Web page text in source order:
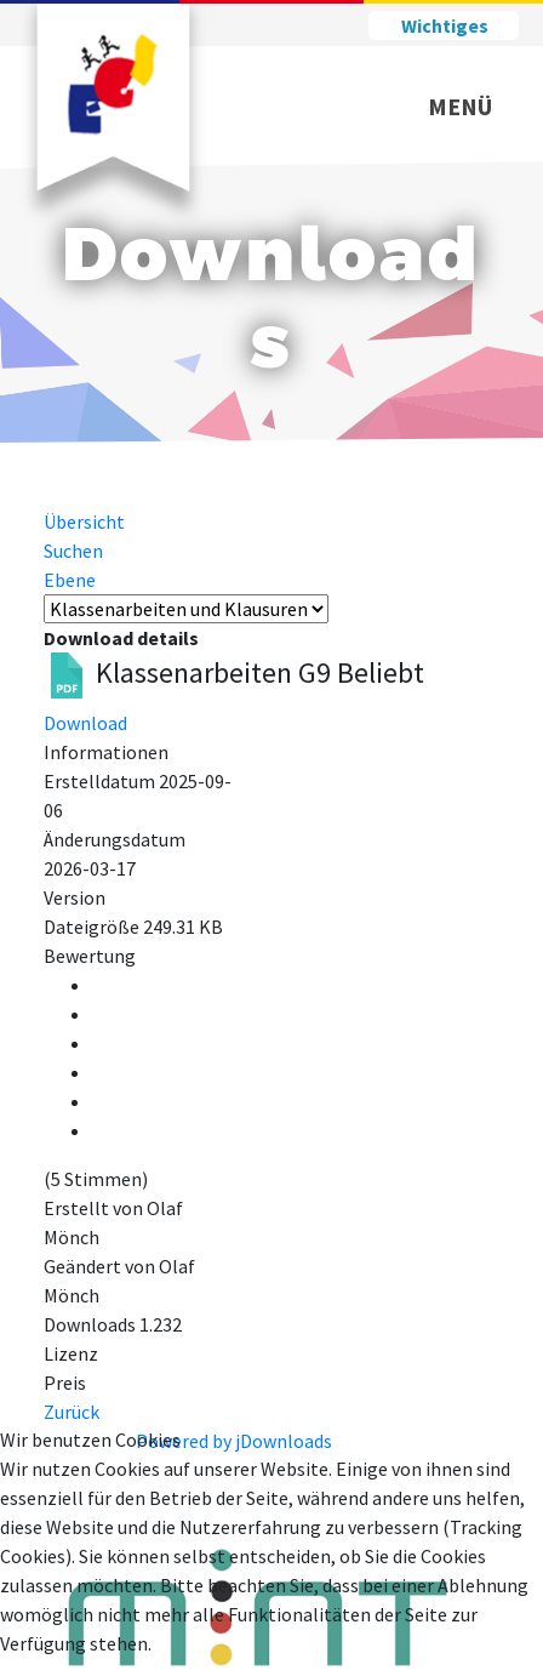
Wichtiges
MENÜ
Download
s
Übersicht
Suchen
Ebene
Download details
Klassenarbeiten G9 Beliebt
Download
Informationen
Erstelldatum 2025-09-
06
Änderungsdatum
2026-03-17
Version
Dateigröße 249.31 KB
Bewertung
(5 Stimmen)
Erstellt von Olaf
Mönch
Geändert von Olaf
Mönch
Downloads 1.232
Lizenz
Preis
Zurück
Powered by jDownloads
Wir benutzen Cookies
Wir nutzen Cookies auf unserer Website. Einige von ihnen sind
essenziell für den Betrieb der Seite, während andere uns helfen,
diese Website und die Nutzererfahrung zu verbessern (Tracking
Cookies). Sie können selbst entscheiden, ob Sie die Cookies
zulassen möchten. Bitte beachten Sie, dass bei einer Ablehnung
womöglich nicht mehr alle Funktionalitäten der Seite zur
Verfügung stehen.